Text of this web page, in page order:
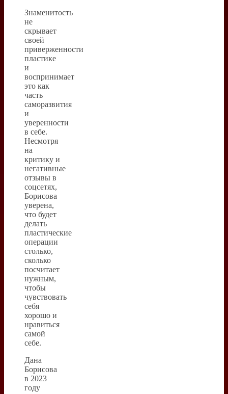
Знаменитость
не
скрывает
своей
приверженности
пластике
и
воспринимает
это как
часть
саморазвития
и
уверенности
в себе.
Несмотря
на
критику и
негативные
отзывы в
соцсетях,
Борисова
уверена,
что будет
делать
пластические
операции
столько,
сколько
посчитает
нужным,
чтобы
чувствовать
себя
хорошо и
нравиться
самой
себе.
Дана
Борисова
в 2023
году